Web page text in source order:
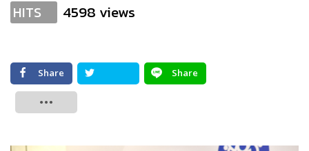
HITS 4598 views
Share
Share